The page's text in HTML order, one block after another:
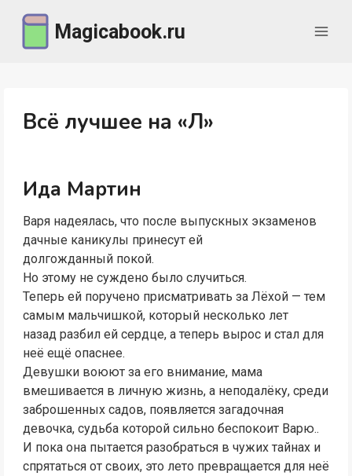
содержимому
Magicabook.ru
Всё лучшее на «Л»
Ида Мартин
Варя надеялась, что после выпускных экзаменов
дачные каникулы принесут ей
долгожданный покой.
Но этому не суждено было случиться.
Теперь ей поручено присматривать за Лёхой — тем
самым мальчишкой, который несколько лет
назад разбил ей сердце, а теперь вырос и стал для
неё ещё опаснее.
Девушки воюют за его внимание, мама
вмешивается в личную жизнь, а неподалёку, среди
заброшенных садов, появляется загадочная
девочка, судьба которой сильно беспокоит Варю..
И пока она пытается разобраться в чужих тайнах и
спрятаться от своих, это лето превращается для неё